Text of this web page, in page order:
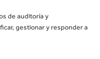
de auditoría y
gestionar y responder a